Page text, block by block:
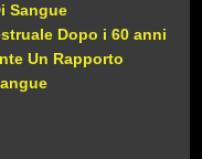
Sangue
Dopo i 60 anni
Un Rapporto